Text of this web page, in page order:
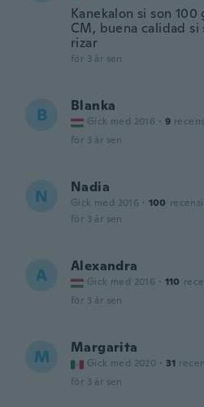
Kanekalon si son
CM, buena calidad
rizar
för 3 år sen
B Blanka
Gick med 2016 · 9
för 3 år sen
N Nadia
Gick med 2016 · 100
för 3 år sen
A Alexandra
Gick med 2016 · 110
för 3 år sen
M Margarita
Gick med 2020 · 31
för 3 år sen